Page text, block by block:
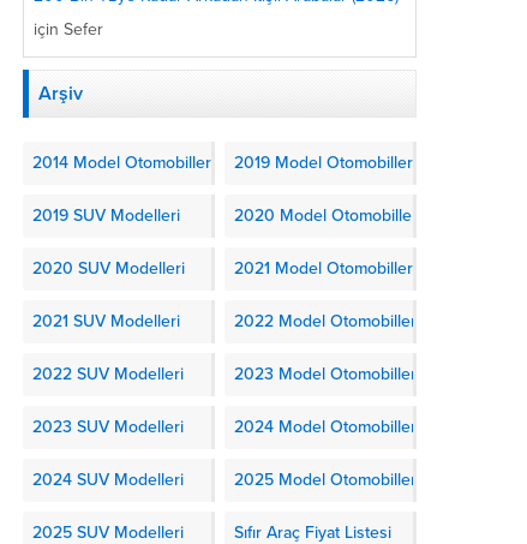
için Sefer
Arşiv
2014 Model Otomobiller 2019 Model Otomobiller
2019 SUV Modelleri 2020 Model Otomobiller
2020 SUV Modelleri 2021 Model Otomobiller
2021 SUV Modelleri 2022 Model Otomobiller
2022 SUV Modelleri 2023 Model Otomobiller
2023 SUV Modelleri 2024 Model Otomobiller
2024 SUV Modelleri 2025 Model Otomobiller
2025 SUV Modelleri Sıfır Araç Fiyat Listesi